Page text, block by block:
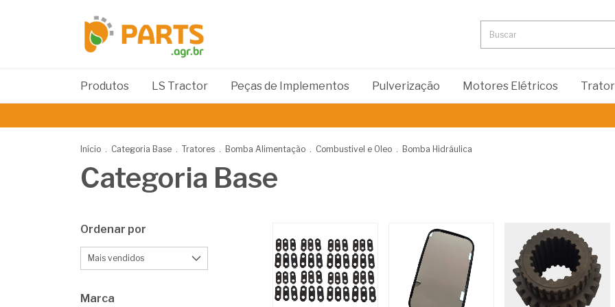
Produtos LS Tractor Peças de Implementos Pulverização Motores Elétricos
Início . Categoria Base . Tratores . Bomba Alimentação . Combustivel e Oleo . Bomba Hidráulica
Categoria Base
Ordenar por
Marca